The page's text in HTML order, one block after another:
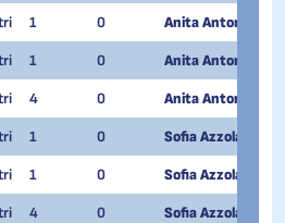
1 0 Anita Antonioli
1 0 Anita Antonioli
4 0 Anita Antonioli
1 0 Sofia Azzola
1 0 Sofia Azzola
4 0 Sofia Azzola